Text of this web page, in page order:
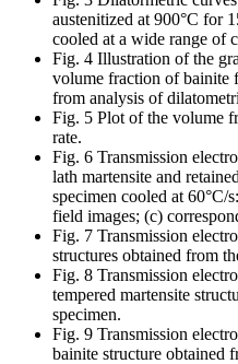
austenitized at 900°C for
cooled at a wide range of
Fig. 4 Illustration of the
volume fraction of bainite
from analysis of
Fig. 5 Plot of the volume
rate.
Fig. 6 Transmission
lath martensite and
specimen cooled at
field images; (c)
Fig. 7 Transmission
structures obtained from
Fig. 8 Transmission
tempered martensite
specimen.
Fig. 9 Transmission
bainite structure obtained